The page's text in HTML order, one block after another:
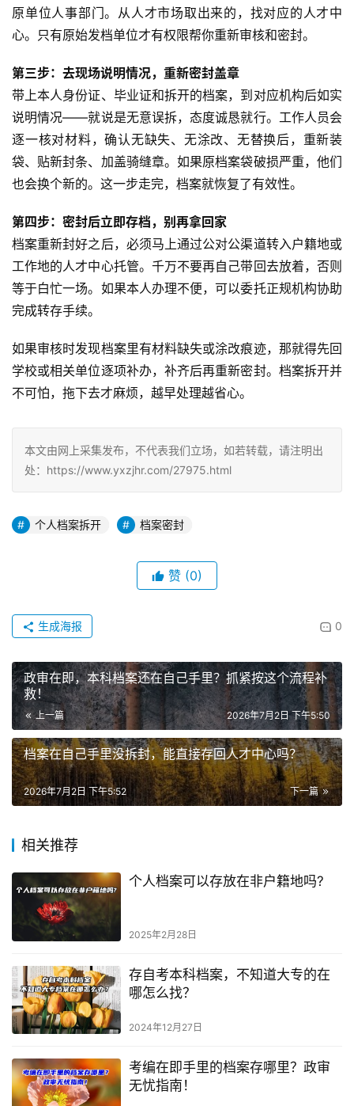
原单位人事部门。从人才市场取出来的，找对应的人才中
心。只有原始发档单位才有权限帮你重新审核和密封。
第三步：去现场说明情况，重新密封盖章
带上本人身份证、毕业证和拆开的档案，到对应机构后如实
说明情况——就说是无意误拆，态度诚恳就行。工作人员会
逐一核对材料，确认无缺失、无涂改、无替换后，重新装
袋、贴新封条、加盖骑缝章。如果原档案袋破损严重，他们
也会换个新的。这一步走完，档案就恢复了有效性。
第四步：密封后立即存档，别再拿回家
档案重新封好之后，必须马上通过公对公渠道转入户籍地或
工作地的人才中心托管。千万不要再自己带回去放着，否则
等于白忙一场。如果本人办理不便，可以委托正规机构协助
完成转存手续。
如果审核时发现档案里有材料缺失或涂改痕迹，那就得先回
学校或相关单位逐项补办，补齐后再重新密封。档案拆开并
不可怕，拖下去才麻烦，越早处理越省心。
本文由网上采集发布，不代表我们立场，如若转载，请注明出
处：https://www.yxzjhr.com/27975.html
个人档案拆开 档案密封
赞 (0)
0
生成海报
政审在即，本科档案还在自己手里？抓紧按这个流程补
救！
上一篇 2026年7月2日 下午5:50
档案在自己手里没拆封，能直接存回人才中心吗？
下一篇
2026年7月2日 下午5:52
相关推荐
个人档案可以存放在非户籍地吗?
2025年2月28日
存自考本科档案，不知道大专的在
哪怎么找？
2024年12月27日
考编在即手里的档案存哪里？政审
无忧指南！